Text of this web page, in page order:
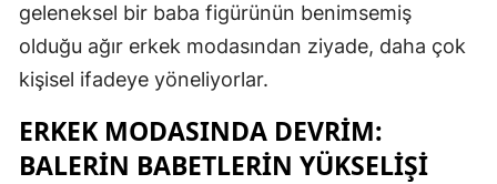
geleneksel bir baba figürünün benimsemiş
olduğu ağır erkek modasından ziyade, daha çok
kişisel ifadeye yöneliyorlar.
ERKEK MODASINDA DEVRIM:
BALERIN BABETLERIN YÜKSELIŞI